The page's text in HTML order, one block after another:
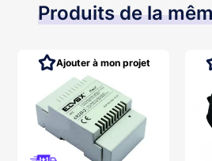
Produits de la
Ajouter à mon projet